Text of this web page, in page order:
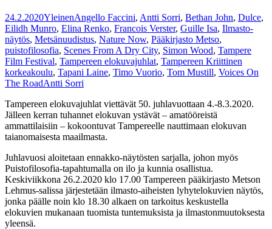
24.2.2020YleinenAngello Faccini, Antti Sorri, Bethan John, Dulce,
Eilidh Munro, Elina Renko, Francois Verster, Guille Isa, Ilmasto-
näytös, Metsänuudistus, Nature Now, Pääkirjasto Metso,
puistofilosofia, Scenes From A Dry City, Simon Wood, Tampere
Film Festival, Tampereen elokuvajuhlat, Tampereen Kriittinen
korkeakoulu, Tapani Laine, Timo Vuorio, Tom Mustill, Voices On
The RoadAntti Sorri
Tampereen elokuvajuhlat viettävät 50. juhlavuottaan 4.-8.3.2020.
Jälleen kerran tuhannet elokuvan ystävät – amatööreistä
ammattilaisiin – kokoontuvat Tampereelle nauttimaan elokuvan
taianomaisesta maailmasta.
Juhlavuosi aloitetaan ennakko-näytösten sarjalla, johon myös
Puistofilosofia-tapahtumalla on ilo ja kunnia osallistua.
Keskiviikkona 26.2.2020 klo 17.00 Tampereen pääkirjasto Metson
Lehmus-salissa järjestetään ilmasto-aiheisten lyhytelokuvien näytös,
jonka päälle noin klo 18.30 alkaen on tarkoitus keskustella
elokuvien mukanaan tuomista tuntemuksista ja ilmastonmuutoksesta
yleensä.